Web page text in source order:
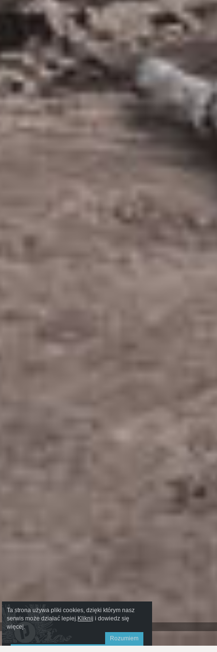
Ta strona używa pliki cookies, dzięki którym nasz
serwis może działać lepiej.Kliknij i dowiedz się
więcej.
Rozumiem